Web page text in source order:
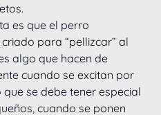
es que el perro
para “pellizcar” al
algo que hacen de
cuando se excitan por
se debe tener especial
cuando se ponen